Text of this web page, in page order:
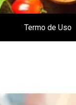
Termo de Uso